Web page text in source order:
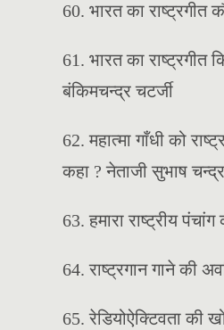
60. भारत का राष्ट्रगीत
61. भारत का राष्ट्रगीत
बंकिमचन्द्र चटर्जी
62. महात्मा गाँधी को
कहा ? नेताजी सुभाष
63. हमारा राष्ट्रीय
64. राष्ट्रगान गाने की
65. रेडियोऐक्टिवता की